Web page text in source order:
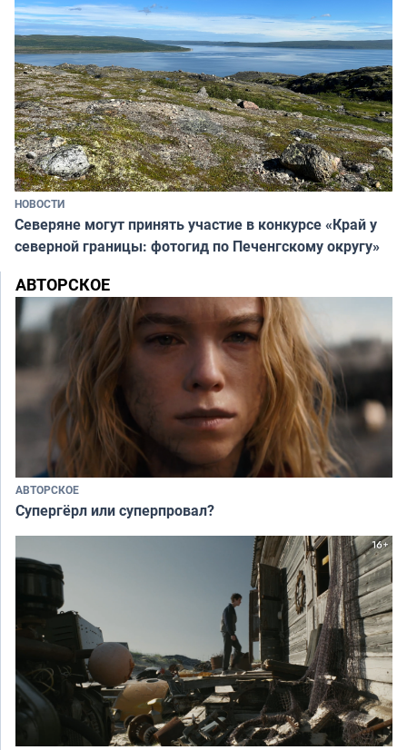
НОВОСТИ
Северяне могут принять участие в конкурсе «Край у
северной границы: фотогид по Печенгскому округу»
АВТОРСКОЕ
АВТОРСКОЕ
Супергёрл или суперпровал?